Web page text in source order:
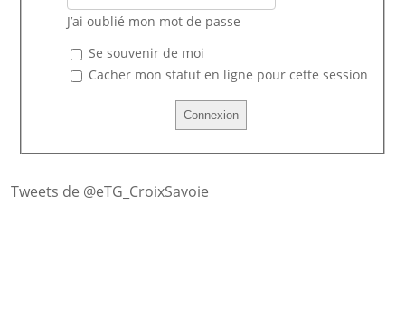
J’ai oublié mon mot de passe
Se souvenir de moi
Cacher mon statut en ligne pour cette session
Tweets de @eTG_CroixSavoie